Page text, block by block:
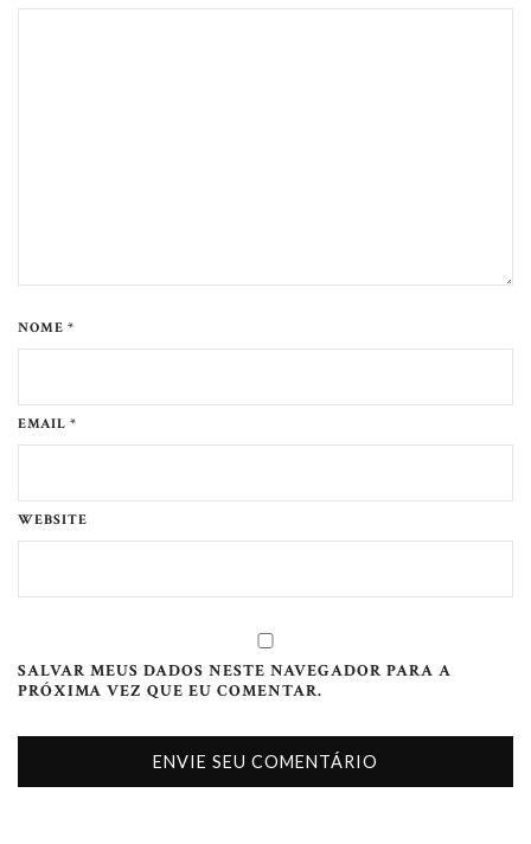
NOME *
EMAIL *
WEBSITE
SALVAR MEUS DADOS NESTE NAVEGADOR PARA A
PRÓXIMA VEZ QUE EU COMENTAR.